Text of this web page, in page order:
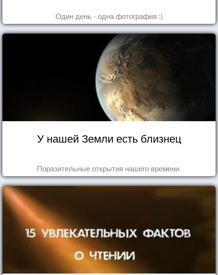
Один день - одна фотография :)
У нашей Земли есть близнец
Поразительные открытия нашего времени.